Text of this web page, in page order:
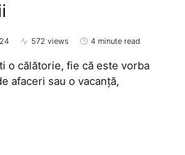
572 views 4 minute read
o călătorie, fie că este vorba
afaceri sau o vacanță,